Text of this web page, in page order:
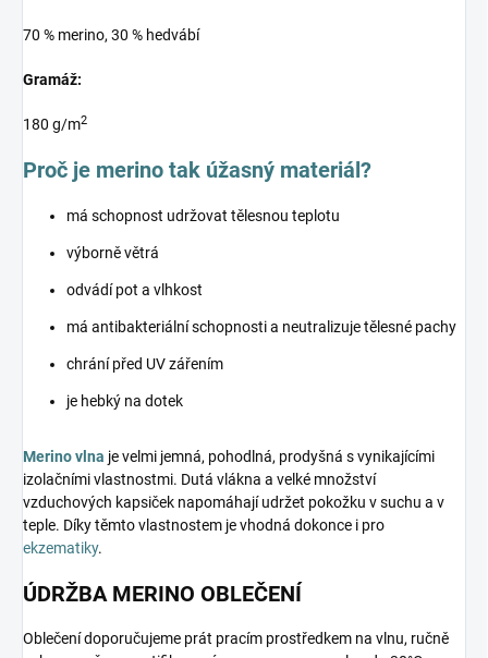
70 % merino, 30 % hedvábí
Gramáž:
180 g/m2
Proč je merino tak úžasný materiál?
má schopnost udržovat tělesnou teplotu
výborně větrá
odvádí pot a vlhkost
má antibakteriální schopnosti a neutralizuje tělesné pachy
chrání před UV zářením
je hebký na dotek
Merino vlna je velmi jemná, pohodlná, prodyšná s vynikajícími
izolačními vlastnostmi. Dutá vlákna a velké množství
vzduchových kapsiček napomáhají udržet pokožku v suchu a v
teple. Díky těmto vlastnostem je vhodná dokonce i pro
ekzematiky.
ÚDRŽBA MERINO OBLEČENÍ
Oblečení doporučujeme prát pracím prostředkem na vlnu, ručně